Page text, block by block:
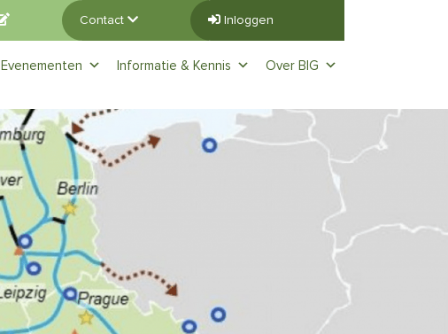
Contact Inloggen
Evenementen Informatie & Kennis Over BIG